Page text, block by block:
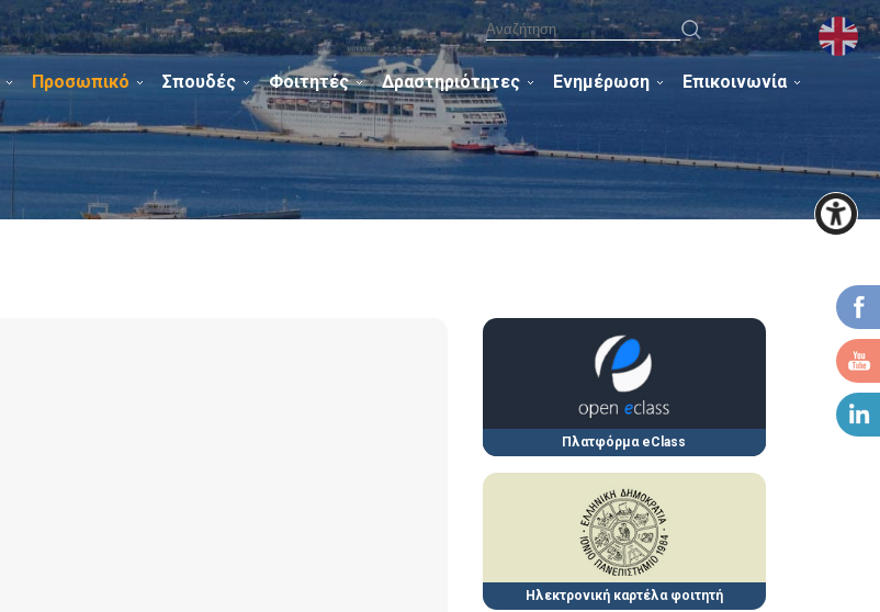
Προσωπικό Σπουδές Φοιτητές Δραστηριότητες Ενημέρωση Επικοινωνία
Πλατφόρμα eClass
Ηλεκτρονική καρτέλα φοιτητή